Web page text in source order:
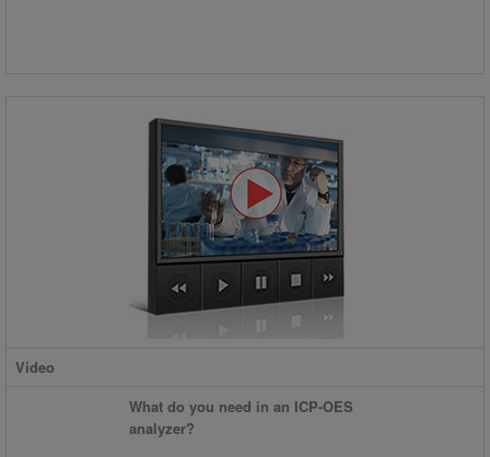
Video
What do you need in an ICP-OES
analyzer?